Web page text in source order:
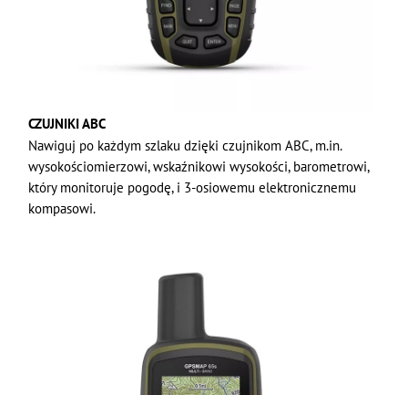
CZUJNIKI ABC
Nawiguj po każdym szlaku dzięki czujnikom ABC, m.in.
wysokościomierzowi, wskaźnikowi wysokości, barometrowi,
który monitoruje pogodę, i 3-osiowemu elektronicznemu
kompasowi.